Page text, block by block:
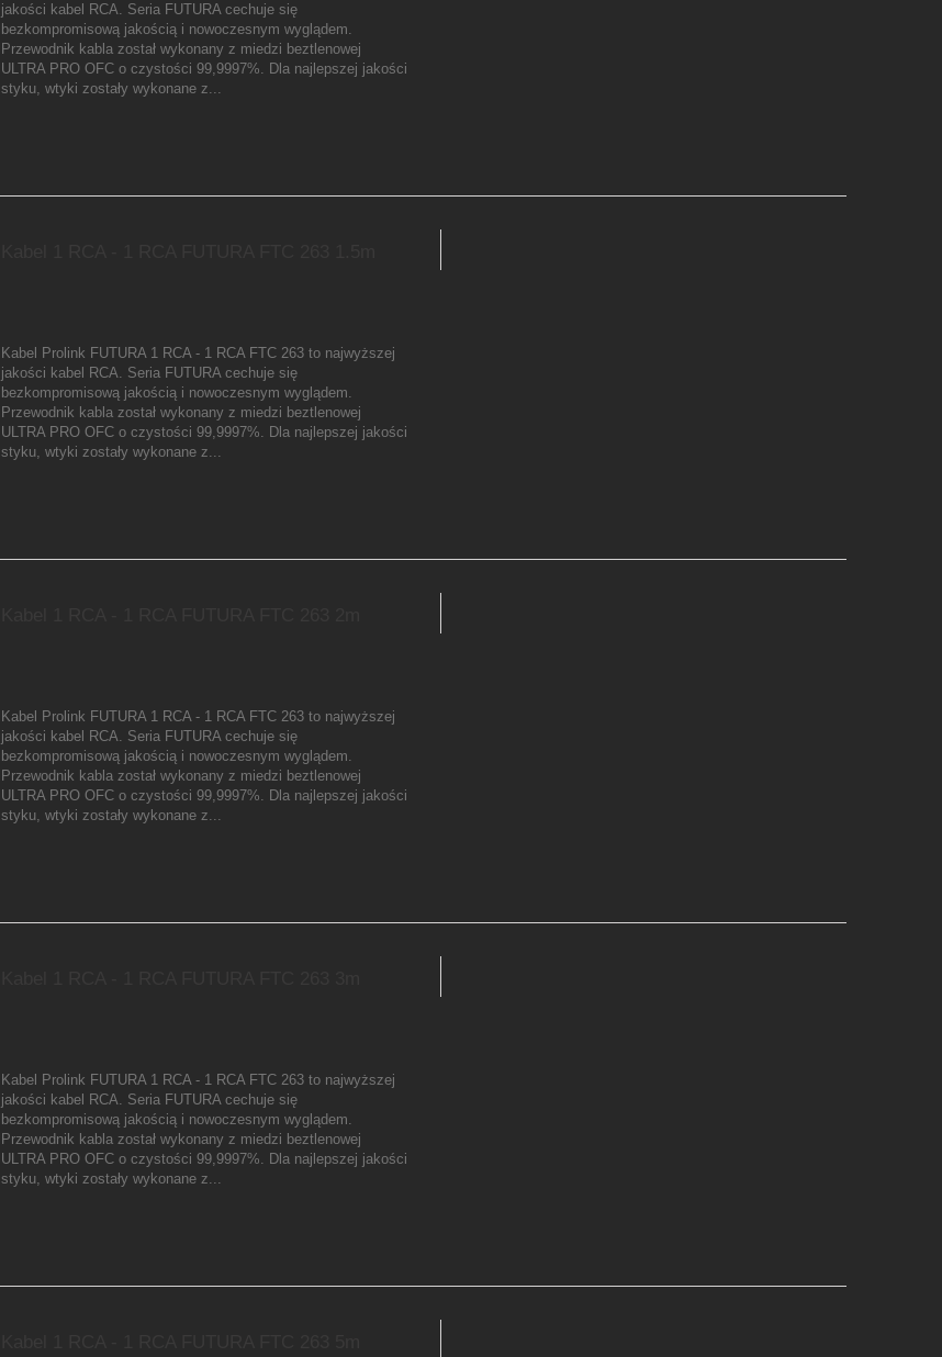
jakości kabel RCA. Seria FUTURA cechuje się
bezkompromisową jakością i nowoczesnym wyglądem.
Przewodnik kabla został wykonany z miedzi beztlenowej
ULTRA PRO OFC o czystości 99,9997%. Dla najlepszej jakości
styku, wtyki zostały wykonane z...
Kabel Prolink FUTURA 1 RCA - 1 RCA FTC 263 to najwyższej
jakości kabel RCA. Seria FUTURA cechuje się
bezkompromisową jakością i nowoczesnym wyglądem.
Przewodnik kabla został wykonany z miedzi beztlenowej
ULTRA PRO OFC o czystości 99,9997%. Dla najlepszej jakości
styku, wtyki zostały wykonane z...
Kabel Prolink FUTURA 1 RCA - 1 RCA FTC 263 to najwyższej
jakości kabel RCA. Seria FUTURA cechuje się
bezkompromisową jakością i nowoczesnym wyglądem.
Przewodnik kabla został wykonany z miedzi beztlenowej
ULTRA PRO OFC o czystości 99,9997%. Dla najlepszej jakości
styku, wtyki zostały wykonane z...
Kabel Prolink FUTURA 1 RCA - 1 RCA FTC 263 to najwyższej
jakości kabel RCA. Seria FUTURA cechuje się
bezkompromisową jakością i nowoczesnym wyglądem.
Przewodnik kabla został wykonany z miedzi beztlenowej
ULTRA PRO OFC o czystości 99,9997%. Dla najlepszej jakości
styku, wtyki zostały wykonane z...